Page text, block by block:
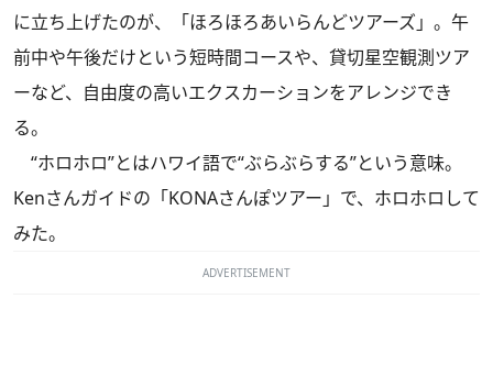
に立ち上げたのが、「ほろほろあいらんどツアーズ」。午
前中や午後だけという短時間コースや、貸切星空観測ツア
ーなど、自由度の高いエクスカーションをアレンジでき
る。
“ホロホロ”とはハワイ語で“ぶらぶらする”という意味。
Kenさんガイドの「KONAさんぽツアー」で、ホロホロして
みた。
ADVERTISEMENT